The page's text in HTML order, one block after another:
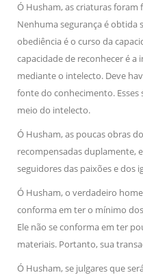
Ó Husham, as criaturas foram
Nenhuma segurança é obtida
obediência é o curso da
capacidade de reconhecer é a
mediante o intelecto. Deve
fonte do conhecimento.
meio do intelecto.
Ó Husham, as poucas obras
recompensadas duplamente,
seguidores das paixões e dos
Ó Husham, o verdadeiro
conforma em ter o mínimo
Ele não se conforma em ter
materiais. Portanto, sua
Ó Husham, se julgares que